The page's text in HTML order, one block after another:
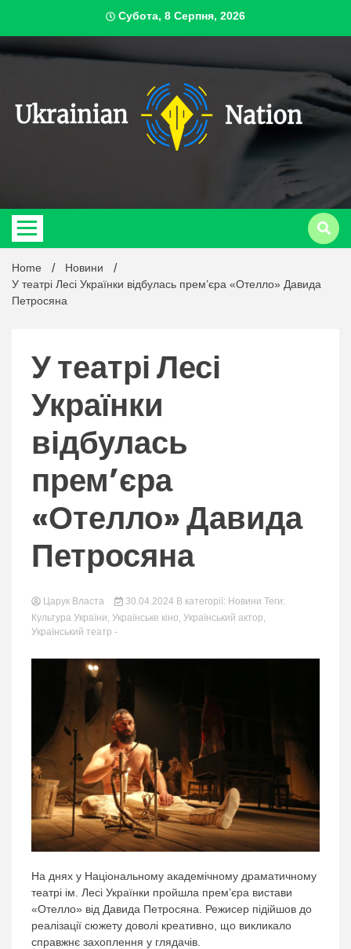
content
Субота, 8 Серпня, 2026
Home
Новини
У театрі Лесі Українки відбулась прем’єра «Отелло» Давида
Петросяна
У театрі Лесі
Українки
відбулась
прем’єра
«Отелло» Давида
Петросяна
Царук Власта 30.04.2024 В категорії: Новини Теги:
Культура України, Українське кіно, Український актор,
Український театр -
На днях у Національному академічному драматичному
театрі ім. Лесі Українки пройшла прем’єра вистави
«Отелло» від Давида Петросяна. Режисер підійшов до
реалізації сюжету доволі креативно, що викликало
справжнє захоплення у глядачів.